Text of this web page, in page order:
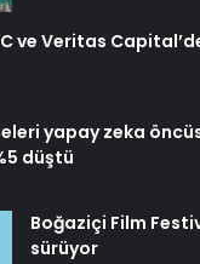
ve Veritas
yapay zeka
düştü
Boğaziçi Film
sürüyor